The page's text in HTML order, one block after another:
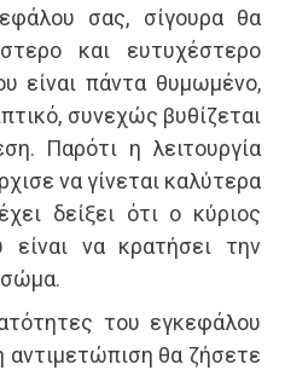
σας, σίγουρα θα
και ευτυχέστερο
είναι πάντα θυμωμένο,
συνεχώς βυθίζεται
Παρότι η λειτουργία
να γίνεται καλύτερα
δείξει ότι ο κύριος
να κρατήσει την
σώμα.
του εγκεφάλου
αντιμετώπιση θα ζήσετε